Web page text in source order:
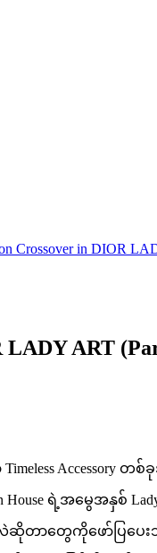
Crossover in DIOR
LADY ART
House ရဲ့အမွေအနှ
တွေကိုဖော်ပြပေးသွာ